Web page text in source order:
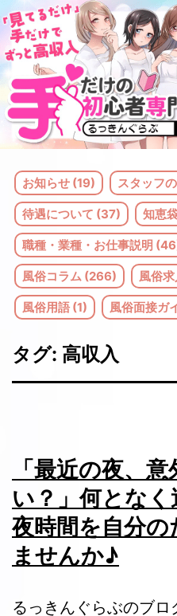
コ
ン
テ
ン
ツ
へ
ス
キ
プ
お知らせ (19) スタッフ
待遇について (37) 知恵
職種・業種・お仕事説明
風俗コラム (266) 風俗
風俗用語 (1) 風俗面接ガ
タグ: 高収入
「最近の夜、
い？」何とな
夜時間を自分
ませんか♪
るっきんぐらぶのブロ